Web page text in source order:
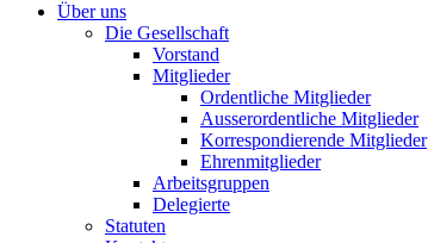
Über uns
Die Gesellschaft
Vorstand
Mitglieder
Ordentliche Mitglieder
Ausserordentliche Mitglieder
Korrespondierende Mitglieder
Ehrenmitglieder
Arbeitsgruppen
Delegierte
Statuten